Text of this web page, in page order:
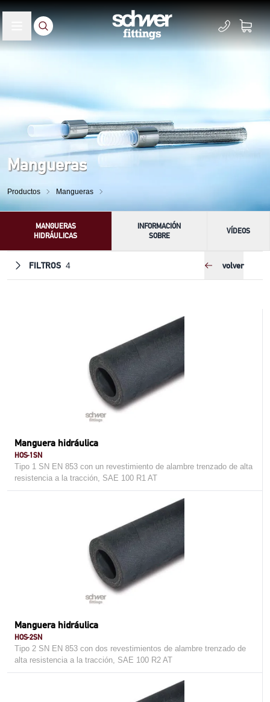
Mangueras
Productos Mangueras
MANGUERAS
HIDRÁULICAS
INFORMACIÓN
SOBRE
VÍDEOS
FILTROS 4 volver
Manguera hidráulica
HOS-1SN
Tipo 1 SN EN 853 con un revestimiento de alambre trenzado de alta
resistencia a la tracción, SAE 100 R1 AT
Manguera hidráulica
HOS-2SN
Tipo 2 SN EN 853 con dos revestimientos de alambre trenzado de
alta resistencia a la tracción, SAE 100 R2 AT